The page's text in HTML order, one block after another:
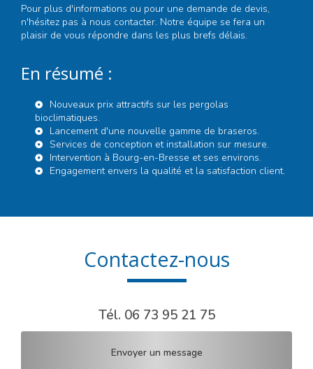
Pour plus d'informations ou pour une demande de devis,
n'hésitez pas à nous contacter. Notre équipe se fera un
plaisir de vous répondre dans les plus brefs délais.
En résumé :
Nouveaux prix attractifs sur les pergolas
bioclimatiques.
Lancement d'une nouvelle gamme de braseros.
Services de conception et installation sur mesure.
Intervention à Bourg-en-Bresse et ses environs.
Engagement envers la qualité et la satisfaction client.
Contactez-nous
Tél. 06 73 95 21 75
Envoyer un message